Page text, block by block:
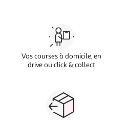
Vos courses à domicile, en
drive ou click & collect